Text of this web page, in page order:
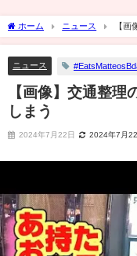
ホーム ニュース 【
ニュース
【画像】交通整理
しまう
2024年7月22日 2024年7月22